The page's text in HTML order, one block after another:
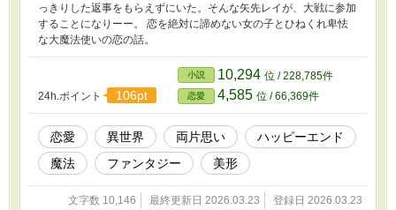
っきりした返事をもらえずにいた。そんな矢先レイが、大戦に参加
することになりーー。 恋を絶対に諦めない女の子とひねくれ卑怯
な大魔法使いの恋の話。
24h.ポイント 106pt
小説 10,294 位 / 228,785件
恋愛 4,585 位 / 66,369件
恋愛 異世界 両片思い
ハッピーエンド
魔法
ファンタジー 美形
文字数 10,146 最終更新日 2026.03.23 登録日 2026.03.23